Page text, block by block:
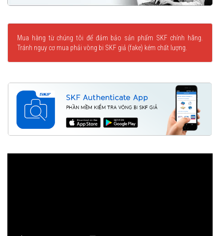
Mua hàng từ chúng tôi để đảm bảo sản phẩm SKF chính hãng.
Tránh nguy cơ mua phải vòng bi SKF giả (fake) kém chất lượng.